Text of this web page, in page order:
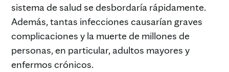
sistema de salud se desbordaría rápidamente.
Además, tantas infecciones causarían graves
complicaciones y la muerte de millones de
personas, en particular, adultos mayores y
enfermos crónicos.